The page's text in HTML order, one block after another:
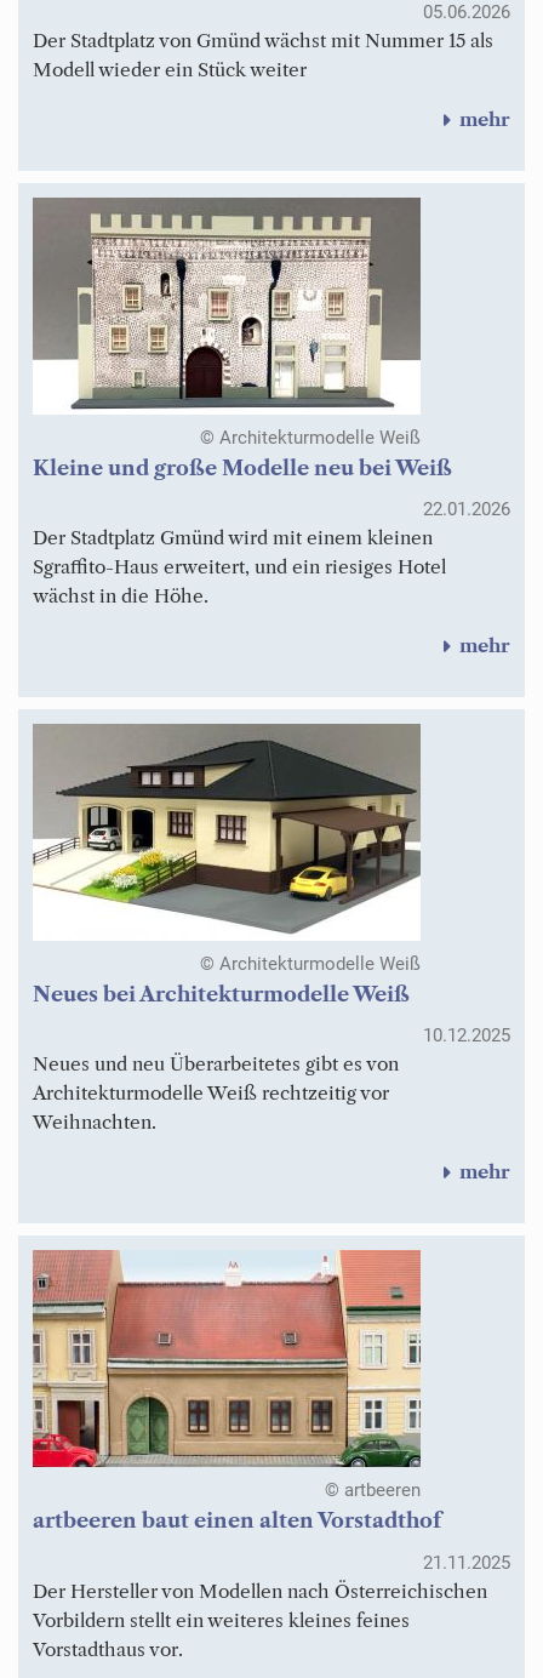
05.06.2026
Der Stadtplatz von Gmünd wächst mit Nummer 15 als
Modell wieder ein Stück weiter
mehr
© Architekturmodelle Weiß
Kleine und große Modelle neu bei Weiß
22.01.2026
Der Stadtplatz Gmünd wird mit einem kleinen
Sgraffito-Haus erweitert, und ein riesiges Hotel
wächst in die Höhe.
mehr
© Architekturmodelle Weiß
Neues bei Architekturmodelle Weiß
10.12.2025
Neues und neu Überarbeitetes gibt es von
Architekturmodelle Weiß rechtzeitig vor
Weihnachten.
mehr
© artbeeren
artbeeren baut einen alten Vorstadthof
21.11.2025
Der Hersteller von Modellen nach Österreichischen
Vorbildern stellt ein weiteres kleines feines
Vorstadthaus vor.